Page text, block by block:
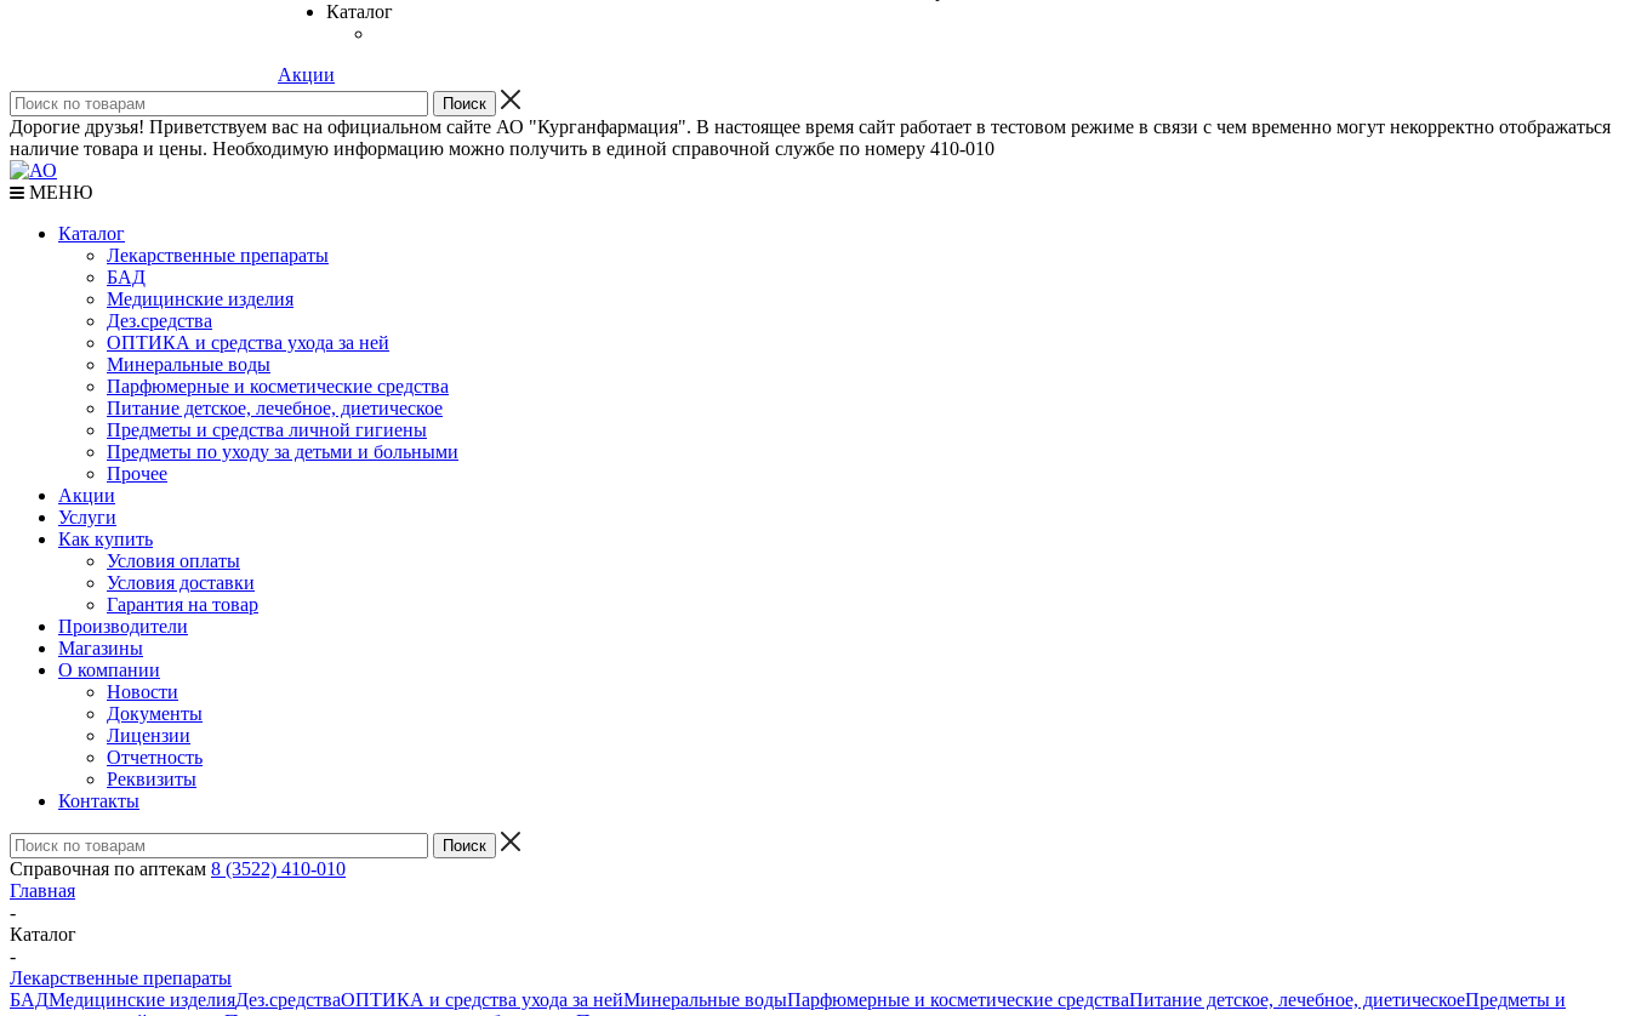
Каталог
Акции
Дорогие друзья! Приветствуем вас на официальном сайте АО "Курганфармация". В настоящее время сайт работает в тестовом режиме в связи с чем временно могут некорректно отображаться
наличие товара и цены. Необходимую информацию можно получить в единой справочной службе по номеру 410-010
МЕНЮ
Каталог
Лекарственные препараты
БАД
Медицинские изделия
Дез.средства
ОПТИКА и средства ухода за ней
Минеральные воды
Парфюмерные и косметические средства
Питание детское, лечебное, диетическое
Предметы и средства личной гигиены
Предметы по уходу за детьми и больными
Прочее
Акции
Услуги
Как купить
Условия оплаты
Условия доставки
Гарантия на товар
Производители
Магазины
О компании
Новости
Документы
Лицензии
Отчетность
Реквизиты
Контакты
Справочная по аптекам 8 (3522) 410-010
Главная
-
Каталог
-
Лекарственные препараты
БАДМедицинские изделияДез.средстваОПТИКА и средства ухода за нейМинеральные водыПарфюмерные и косметические средстваПитание детское, лечебное, диетическоеПредметы и